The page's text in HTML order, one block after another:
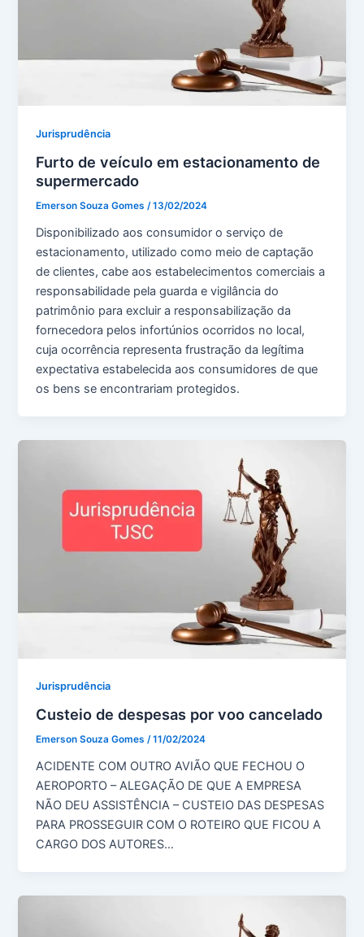
Jurisprudência
Furto de veículo em estacionamento de
supermercado
Emerson Souza Gomes/13/02/2024
Disponibilizado aos consumidor o serviço de
estacionamento, utilizado como meio de captação
de clientes, cabe aos estabelecimentos comerciais a
responsabilidade pela guarda e vigilância do
patrimônio para excluir a responsabilização da
fornecedora pelos infortúnios ocorridos no local,
cuja ocorrência representa frustração da legítima
expectativa estabelecida aos consumidores de que
os bens se encontrariam protegidos.
Jurisprudência
Custeio de despesas por voo cancelado
Emerson Souza Gomes/11/02/2024
ACIDENTE COM OUTRO AVIÃO QUE FECHOU O
AEROPORTO – ALEGAÇÃO DE QUE A EMPRESA
NÃO DEU ASSISTÊNCIA – CUSTEIO DAS DESPESAS
PARA PROSSEGUIR COM O ROTEIRO QUE FICOU A
CARGO DOS AUTORES…